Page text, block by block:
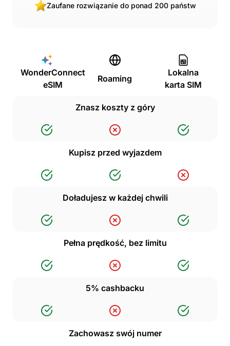
Zaufane rozwiązanie do ponad 200 państw
WonderConnect
eSIM
Roaming
Lokalna
karta SIM
Znasz koszty z góry
Kupisz przed wyjazdem
Doładujesz w każdej chwili
Pełna prędkość, bez limitu
5% cashbacku
Zachowasz swój numer